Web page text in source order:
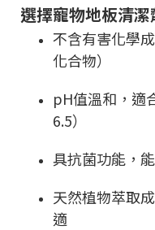
選擇寵物地板清潔
不含有害化學
化合物）
pH值溫和，適
6.5）
具抗菌功能，
天然植物萃取
適